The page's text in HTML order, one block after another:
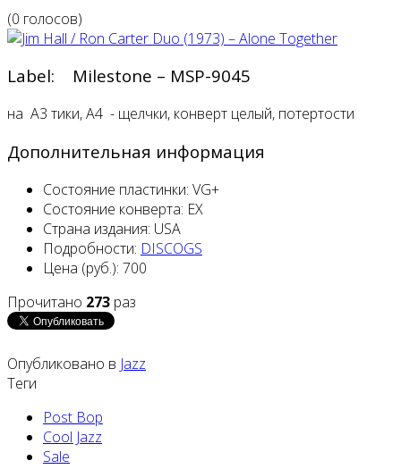
(0 голосов)
Label: Milestone – MSP-9045
на A3 тики, A4 - щелчки, конверт целый, потертости
Дополнительная информация
Состояние пластинки: VG+
Состояние конверта: EX
Страна издания: USA
Подробности: DISCOGS
Цена (руб.): 700
Прочитано 273 раз
Опубликовано в Jazz
Теги
Post Bop
Cool Jazz
Sale